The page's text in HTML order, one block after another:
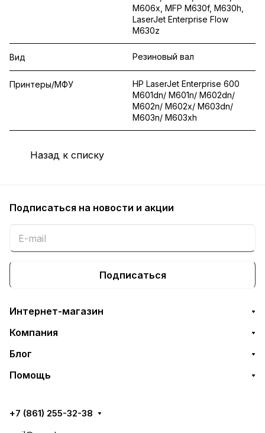
M606x, MFP M630f, M630h,
LaserJet Enterprise Flow
M630z
Вид Резиновый вал
Принтеры/МФУ
HP LaserJet Enterprise 600
M601dn/ M601n/ M602dn/
M602n/ M602x/ M603dn/
M603n/ M603xh
Назад к списку
Подписаться на новости и акции
Подписаться
Интернет-магазин
Компания
Блог
Помощь
+7 (861) 255-32-38